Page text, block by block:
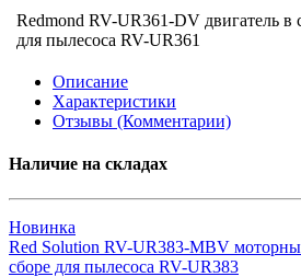
Redmond RV-UR361-DV двигатель в
для пылесоса RV-UR361
Описание
Характеристики
Отзывы (Комментарии)
Наличие на складах
Новинка
Red Solution RV-UR383-MBV
сборе для пылесоса RV-UR383